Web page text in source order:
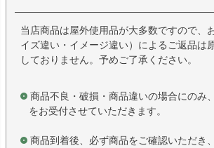
当店商品は屋外使用品が大多数ですので、
イズ違い・イメージ違い）によるご返品は
しておりません。予めご了承ください。
商品不良・破損・商品違いの場合にのみ
をお受付させていただきます。
商品到着後、必ず商品をご確認いただき